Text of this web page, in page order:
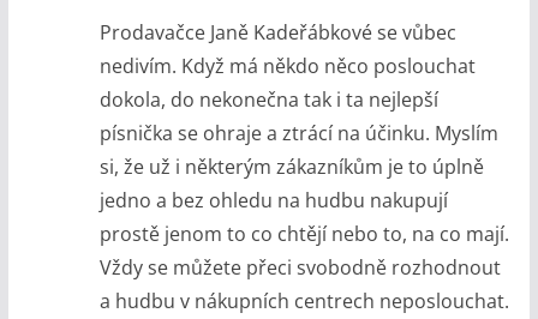
Prodavačce Janě Kadeřábkové se vůbec
nedivím. Když má někdo něco poslouchat
dokola, do nekonečna tak i ta nejlepší
písnička se ohraje a ztrácí na účinku. Myslím
si, že už i některým zákazníkům je to úplně
jedno a bez ohledu na hudbu nakupují
prostě jenom to co chtějí nebo to, na co mají.
Vždy se můžete přeci svobodně rozhodnout
a hudbu v nákupních centrech neposlouchat.